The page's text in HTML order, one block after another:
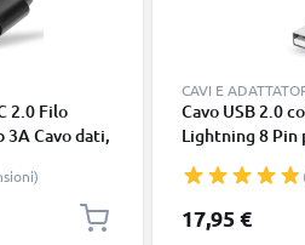
2.0 Filo
3A Cavo dati,
Canon,
connettore
CAVI E
Cavo USB 2.0
Lightning 8
SE filo di 1m
in bianco per
17,95 €